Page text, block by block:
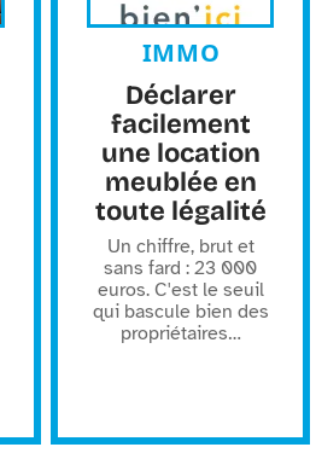
IMMO
Déclarer
facilement
une location
meublée en
toute légalité
Un chiffre, brut et
sans fard : 23 000
euros. C'est le seuil
qui bascule bien des
propriétaires…